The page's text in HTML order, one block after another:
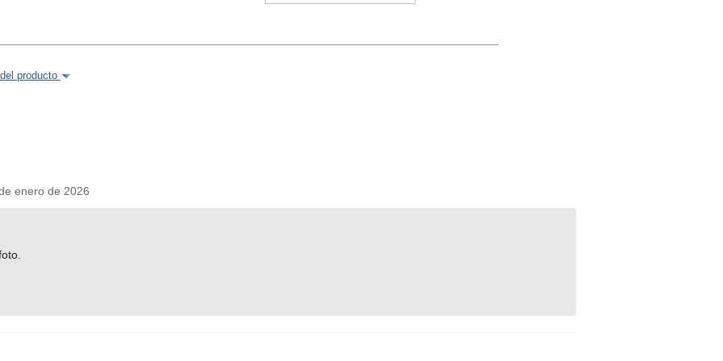
producto
enero de 2026